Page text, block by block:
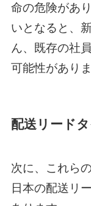
命の危険があ
いとなると、
ん、既存の社
可能性がありま
配送リード
次に、これら
日本の配送リ